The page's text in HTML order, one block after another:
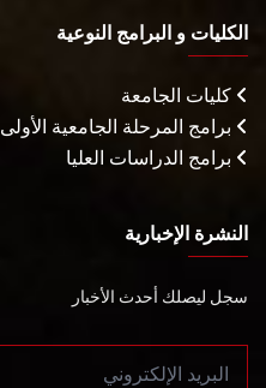
الكليات و البرامج النوعية
كليات الجامعة
برامج المرحلة الجامعية الأولى
برامج الدراسات العليا
النشرة الإخبارية
سجل ليصلك أحدث الأخبار